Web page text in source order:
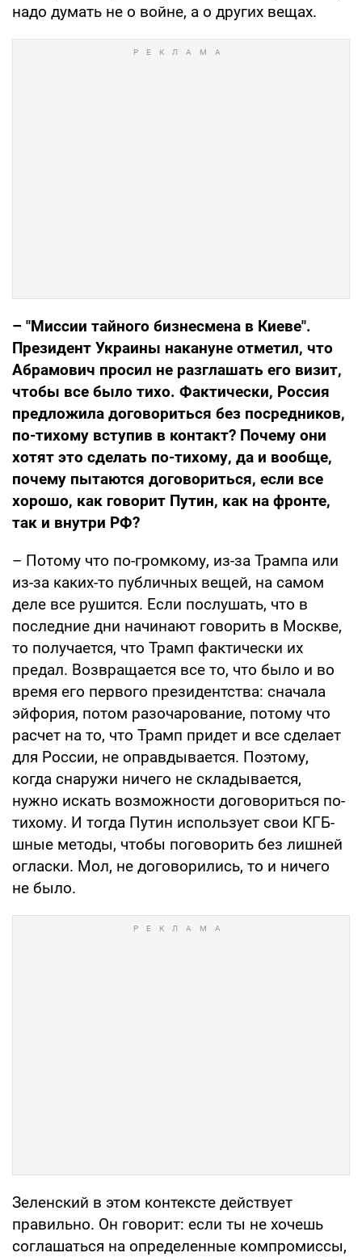
надо думать не о войне, а о других вещах.
– "Миссии тайного бизнесмена в Киеве".
Президент Украины накануне отметил, что
Абрамович просил не разглашать его визит,
чтобы все было тихо. Фактически, Россия
предложила договориться без посредников,
по-тихому вступив в контакт? Почему они
хотят это сделать по-тихому, да и вообще,
почему пытаются договориться, если все
хорошо, как говорит Путин, как на фронте,
так и внутри РФ?
– Потому что по-громкому, из-за Трампа или
из-за каких-то публичных вещей, на самом
деле все рушится. Если послушать, что в
последние дни начинают говорить в Москве,
то получается, что Трамп фактически их
предал. Возвращается все то, что было и во
время его первого президентства: сначала
эйфория, потом разочарование, потому что
расчет на то, что Трамп придет и все сделает
для России, не оправдывается. Поэтому,
когда снаружи ничего не складывается,
нужно искать возможности договориться по-
тихому. И тогда Путин использует свои КГБ-
шные методы, чтобы поговорить без лишней
огласки. Мол, не договорились, то и ничего
не было.
Зеленский в этом контексте действует
правильно. Он говорит: если ты не хочешь
соглашаться на определенные компромиссы,